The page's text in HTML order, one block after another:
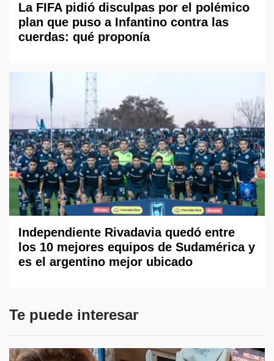
La FIFA pidió disculpas por el polémico
plan que puso a Infantino contra las
cuerdas: qué proponía
Independiente Rivadavia quedó entre
los 10 mejores equipos de Sudamérica y
es el argentino mejor ubicado
Te puede interesar